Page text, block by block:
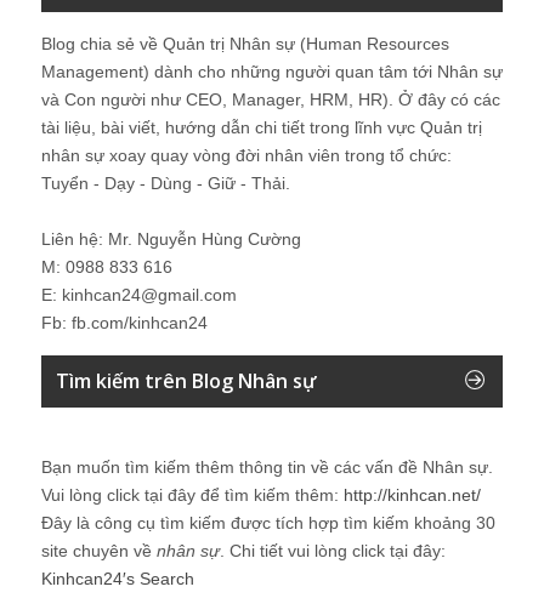
Blog chia sẻ về Quản trị Nhân sự (Human Resources
Management) dành cho những người quan tâm tới Nhân sự
và Con người như CEO, Manager, HRM, HR). Ở đây có các
tài liệu, bài viết, hướng dẫn chi tiết trong lĩnh vực Quản trị
nhân sự xoay quay vòng đời nhân viên trong tổ chức:
Tuyển - Dạy - Dùng - Giữ - Thải.
Liên hệ: Mr. Nguyễn Hùng Cường
M: 0988 833 616
E: kinhcan24@gmail.com
Fb: fb.com/kinhcan24
Tìm kiếm trên Blog Nhân sự
Bạn muốn tìm kiếm thêm thông tin về các vấn đề Nhân sự
Vui lòng click tại đây để tìm kiếm thêm: http://kinhcan.net/
Đây là công cụ tìm kiếm được tích hợp tìm kiếm khoảng 30
site chuyên về nhân sự. Chi tiết vui lòng click tại đây:
Kinhcan24′s Search